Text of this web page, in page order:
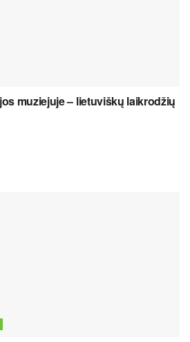
muziejuje – lietuviškų laikrodžių